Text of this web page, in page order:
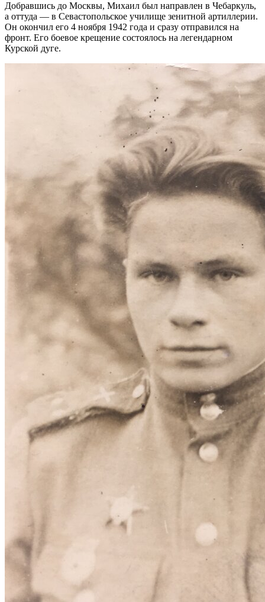
Добравшись до Москвы, Михаил был направлен в Чебаркуль,
а оттуда — в Севастопольское училище зенитной артиллерии.
Он окончил его 4 ноября 1942 года и сразу отправился на
фронт. Его боевое крещение состоялось на легендарном
Курской дуге.